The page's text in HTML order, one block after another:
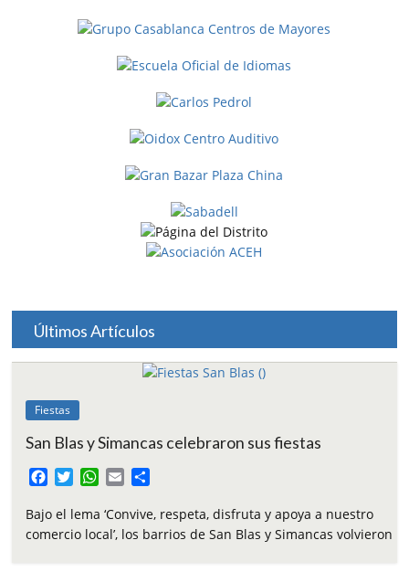
Últimos Artículos
Fiestas
San Blas y Simancas celebraron sus fiestas
c
e
i
t
W
a
t
a
i
m
p
Bajo el lema ‘Convive, respeta, disfruta y apoya a nuestro
comercio local’, los barrios de San Blas y Simancas volvieron